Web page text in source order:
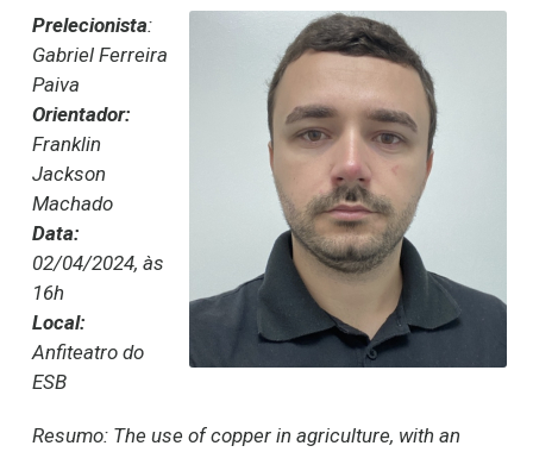
Prelecionista:
Gabriel Ferreira
Paiva
Orientador:
Franklin
Jackson
Machado
Data:
02/04/2024, às
16h
Local:
Anfiteatro do
ESB
Resumo: The use of copper in agriculture, with an